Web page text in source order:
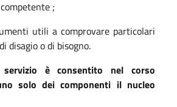
;
utili a comprovare particolari
disagio o di bisogno.
servizio è consentito nel corso
solo dei componenti il nucleo